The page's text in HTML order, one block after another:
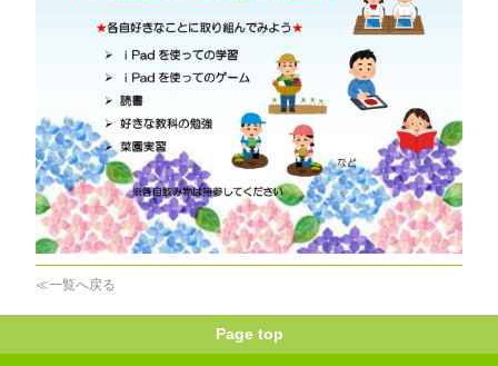
≪一覧へ戻る
Page top